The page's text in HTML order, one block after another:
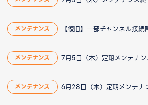
メンテナンス 【復旧】一部チャンネル接続
メンテナンス 7月5日（木）定期メンテナン
メンテナンス 6月28日（木）定期メンテナ